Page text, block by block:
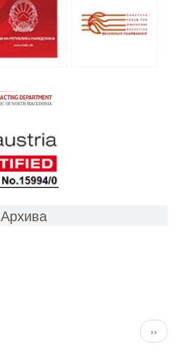
Архива
››